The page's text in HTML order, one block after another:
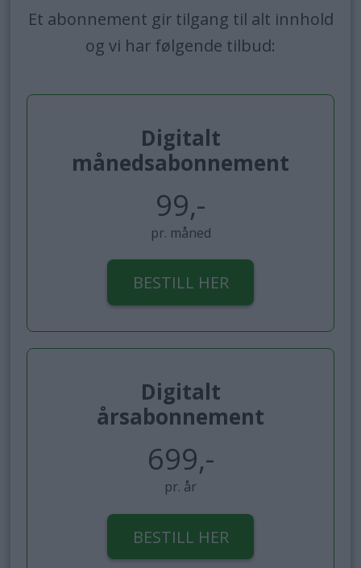
Et abonnement gir tilgang til alt innhold
og vi har følgende tilbud:
Digitalt
månedsabonnement
99,-
pr. måned
BESTILL HER
Digitalt
årsabonnement
699,-
pr. år
BESTILL HER